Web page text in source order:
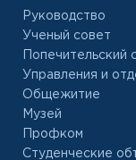
Руководство
Ученый совет
Попечительский
Управления и
Общежитие
Музей
Профком
Студенческие